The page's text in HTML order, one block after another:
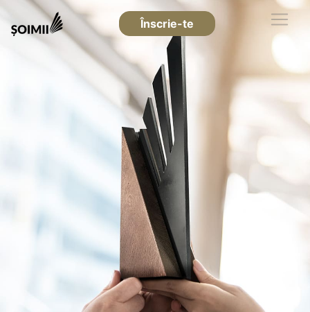
Înscrie-te